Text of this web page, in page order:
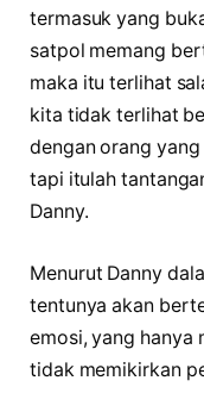
termasuk yang
satpol memang
maka itu terlihat
kita tidak terlihat
dengan orang
tapi itulah
Danny.
Menurut Danny
tentunya akan
emosi, yang hanya
tidak memikirkan